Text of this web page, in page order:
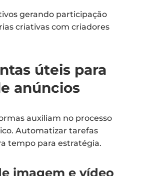
gerando participação
criativas com criadores
úteis para
anúncios
auxiliam no processo
Automatizar tarefas
tempo para estratégia.
imagem e vídeo